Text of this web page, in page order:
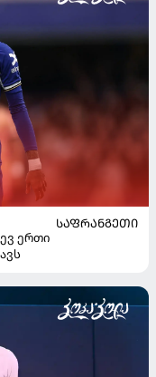
ᲡᲐᲤᲠᲐᲜᲒᲔᲗᲘ
ერთი